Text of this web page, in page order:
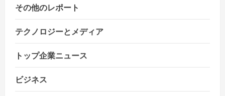
その他のレポート
テクノロジーとメディア
トップ企業ニュース
ビジネス